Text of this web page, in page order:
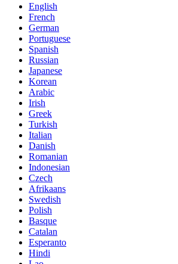
English
French
German
Portuguese
Spanish
Russian
Japanese
Korean
Arabic
Irish
Greek
Turkish
Italian
Danish
Romanian
Indonesian
Czech
Afrikaans
Swedish
Polish
Basque
Catalan
Esperanto
Hindi